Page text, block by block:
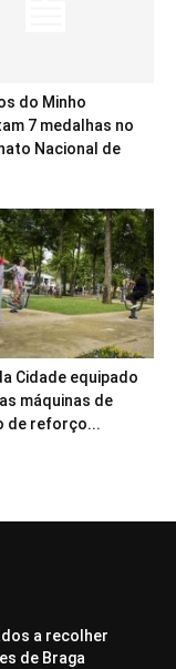
do Minho
7 medalhas no
Nacional de
Cidade equipado
máquinas de
de reforço...
a recolher
de Braga